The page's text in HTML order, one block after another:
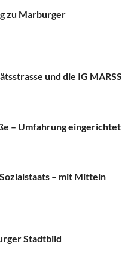
zu Marburger
und die IG MARSS
­– Umfahrung eingerichtet
– mit Mitteln
Stadtbild